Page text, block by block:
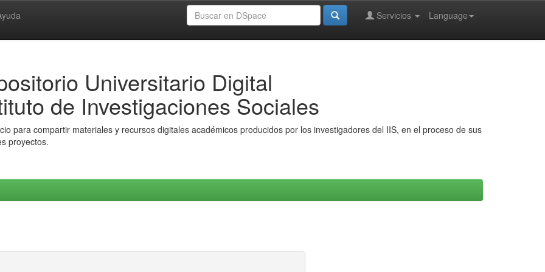
Language
Servicios
Universitario Digital
de Investigaciones Sociales
para compartir materiales y recursos digitales académicos producidos por los investigadores del IIS, en el proceso de sus
proyectos.